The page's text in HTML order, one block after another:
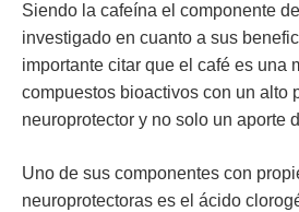
Siendo la cafeína el componente
investigado en cuanto a sus
importante citar que el café es una
compuestos bioactivos con un alto
neuroprotector y no solo un aporte
Uno de sus componentes con
neuroprotectoras es el ácido